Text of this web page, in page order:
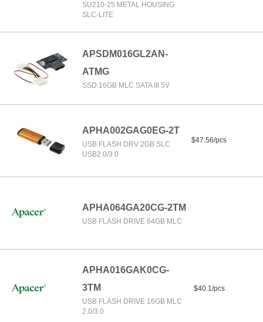
SU210-25 METAL HOUSING
SLC-LITE
APSDM016GL2AN-
ATMG
SSD 16GB MLC SATA III 5V
APHA002GAG0EG-2T
USB FLASH DRV 2GB SLC
USB2.0/3.0
$47.56/pcs
APHA064GA20CG-2TM
USB FLASH DRIVE 64GB MLC
APHA016GAK0CG-
3TM
USB FLASH DRIVE 16GB MLC
2.0/3.0
$40.1/pcs